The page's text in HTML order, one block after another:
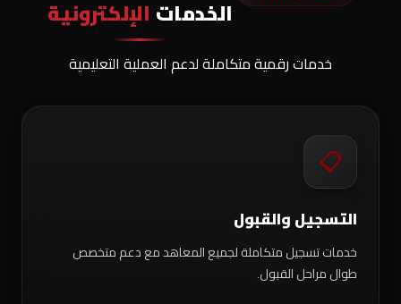
الخدمات الإلكترونية
خدمات رقمية متكاملة لدعم العملية التعليمية
📋
التسجيل والقبول
خدمات تسجيل متكاملة لجميع المعاهد مع دعم متخصص
طوال مراحل القبول.